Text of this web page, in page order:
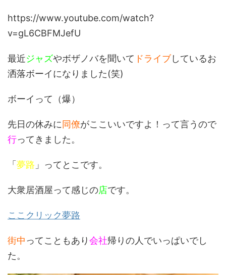
https://www.youtube.com/watch?
v=gL6CBFMJefU
最近ジャズやボザノバを聞いて ドライブしているお
洒落ボーイになりました(笑)
ボーイって（爆）
先日の休みに同僚がここいいですよ！って言うので
行ってきました。
「 夢路 」ってとこです。
大衆居酒屋って感じの店です。
ここクリック夢路
街中ってこともあり会社帰りの人でいっぱいでし
た。